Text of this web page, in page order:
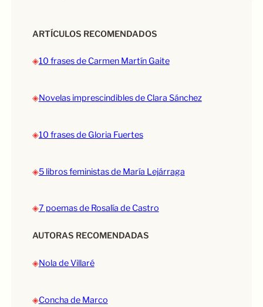
ARTÍCULOS RECOMENDADOS
◈10 frases de Carmen Martín Gaite
◈Novelas imprescindibles de Clara Sánchez
◈10 frases de Gloria Fuertes
◈5 libros feministas de María Lejárraga
◈7 poemas de Rosalía de Castro
AUTORAS RECOMENDADAS
◈Nola de Villaré
◈Concha de Marco